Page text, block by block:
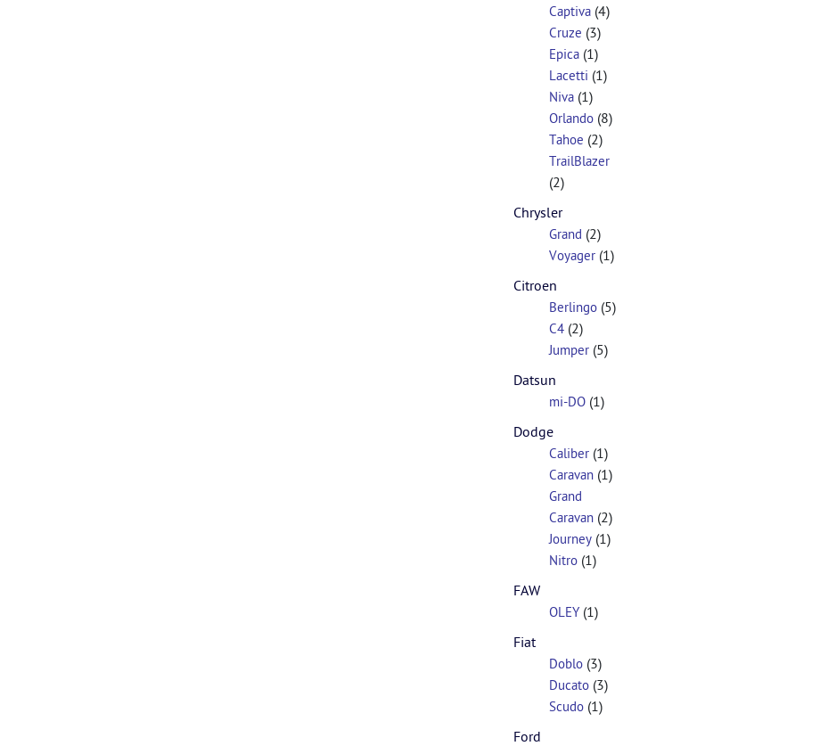
Captiva(4)
Cruze (3)
Epica(1)
Lacetti (1)
Niva(1)
Orlando(8)
Tahoe (2)
TrailBlazer
(2)
Chrysler
Grand (2)
Voyager(1)
Citroen
Berlingo(5)
C4(2)
Jumper(5)
Datsun
mi-DO(1)
Dodge
Caliber(1)
Caravan(1)
Grand
Caravan(2)
Journey(1)
Nitro(1)
FAW
OLEY(1)
Fiat
Doblo(3)
Ducato(3)
Scudo(1)
Ford